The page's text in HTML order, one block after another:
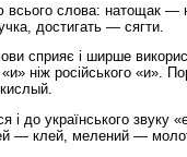
всього слова: натощак
достигать — сягти.
сприяє і ширше
ніж російського «и».
до українського звуку
— клей, мелений —